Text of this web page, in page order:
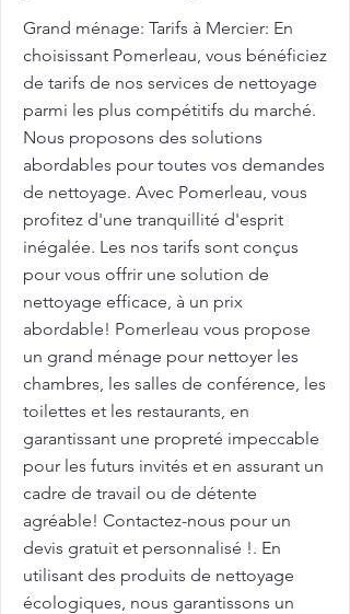
Grand ménage: Tarifs à Mercier: En
choisissant Pomerleau, vous bénéficiez
de tarifs de nos services de nettoyage
parmi les plus compétitifs du marché.
Nous proposons des solutions
abordables pour toutes vos demandes
de nettoyage. Avec Pomerleau, vous
profitez d'une tranquillité d'esprit
inégalée. Les nos tarifs sont conçus
pour vous offrir une solution de
nettoyage efficace, à un prix
abordable! Pomerleau vous propose
un grand ménage pour nettoyer les
chambres, les salles de conférence, les
toilettes et les restaurants, en
garantissant une propreté impeccable
pour les futurs invités et en assurant un
cadre de travail ou de détente
agréable! Contactez-nous pour un
devis gratuit et personnalisé !. En
utilisant des produits de nettoyage
écologiques, nous garantissons un